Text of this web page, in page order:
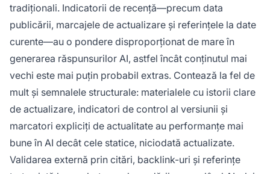
tradiționali. Indicatorii de recență—precum data
publicării, marcajele de actualizare și referințele la date
curente—au o pondere disproporționat de mare în
generarea răspunsurilor AI, astfel încât conținutul mai
vechi este mai puțin probabil extras. Contează la fel de
mult și semnalele structurale: materialele cu istorii clare
de actualizare, indicatori de control al versiunii și
marcatori expliciți de actualitate au performanțe mai
bune în AI decât cele statice, niciodată actualizate.
Validarea externă prin citări, backlink-uri și referințe